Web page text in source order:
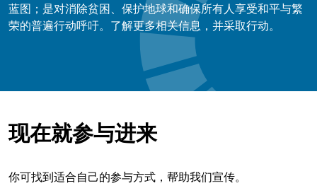
蓝图；是对消除贫困、保护地球和确保所有人享受和平与繁
荣的普遍行动呼吁。了解更多相关信息，并采取行动。
现在就参与进来
你可找到适合自己的参与方式，帮助我们宣传。